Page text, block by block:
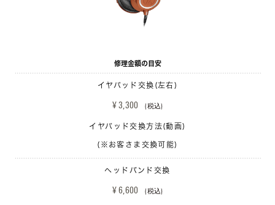
修理金額の目安
イヤパッド交換(左右)
¥ 3,300 (税込)
イヤパッド交換方法(動画)
(※お客さま交換可能)
ヘッドバンド交換
¥ 6,600 (税込)